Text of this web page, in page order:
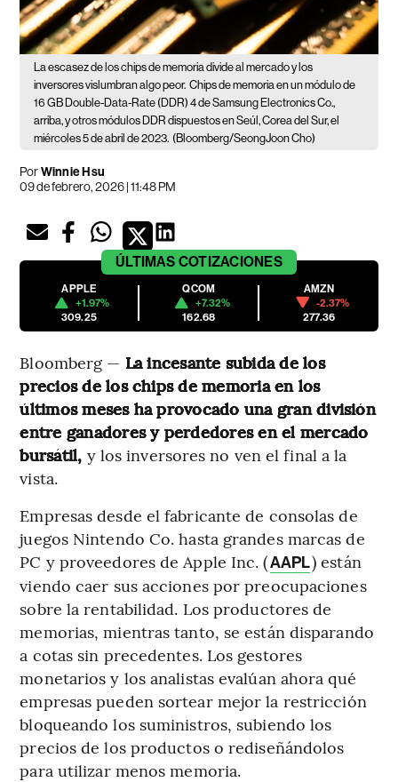
La escasez de los chips de memoria divide al mercado y los
inversores vislumbran algo peor. Chips de memoria en un módulo de
16 GB Double-Data-Rate (DDR) 4 de Samsung Electronics Co.,
arriba, y otros módulos DDR dispuestos en Seúl, Corea del Sur, el
miércoles 5 de abril de 2023. (Bloomberg/SeongJoon Cho)
PorWinnie Hsu
09 de febrero, 2026 | 11:48 PM
ÚLTIMAS COTIZACIONES
APPLE
+1.97%
309.25
QCOM
+7.32%
162.68
AMZN
-2.37%
277.36
Bloomberg — La incesante subida de los
precios de los chips de memoria en los
últimos meses ha provocado una gran división
entre ganadores y perdedores en el mercado
bursátil, y los inversores no ven el final a la
vista.
Empresas desde el fabricante de consolas de
juegos Nintendo Co. hasta grandes marcas de
PC y proveedores de Apple Inc. (AAPL) están
viendo caer sus acciones por preocupaciones
sobre la rentabilidad. Los productores de
memorias, mientras tanto, se están disparando
a cotas sin precedentes. Los gestores
monetarios y los analistas evalúan ahora qué
empresas pueden sortear mejor la restricción
bloqueando los suministros, subiendo los
precios de los productos o rediseñándolos
para utilizar menos memoria.